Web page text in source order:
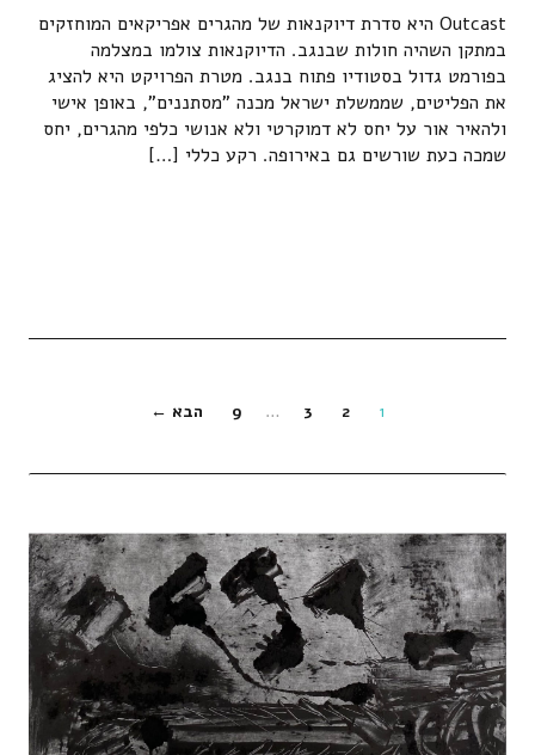
Outcast היא סדרת דיוקנאות של מהגרים אפריקאים המוחזקים
במתקן השהיה חולות שבנגב. הדיוקנאות צולמו במצלמה
בפורמט גדול בסטודיו פתוח בנגב. מטרת הפרויקט היא להציג
את הפליטים, שממשלת ישראל מכנה "מסתננים", באופן אישי
ולהאיר אור על יחס לא דמוקרטי ולא אנושי כלפי מהגרים, יחס
שמכה כעת שורשים גם באירופה. רקע כללי […]
1
2
3
…
9 הבא ←